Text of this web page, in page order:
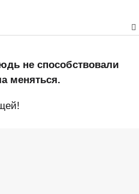
не способствовали
меняться.